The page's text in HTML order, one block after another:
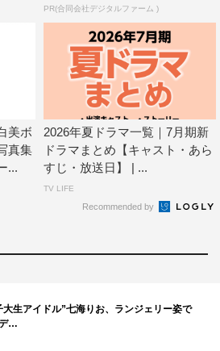
PR(合同会社デジタルファーム )
美ボ
真集
...
2026年夏ドラマ一覧｜7月期新
ドラマまとめ【キャスト・あら
すじ・放送日】 | ...
TV LIFE
Recommended by
大生アイドル”七海りお、ランジェリー姿で
…